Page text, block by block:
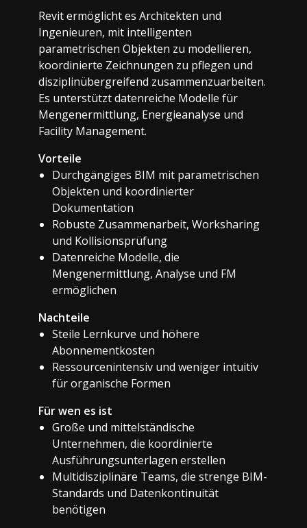
Revit ermöglicht es Architekten und
Ingenieuren, mit intelligenten
parametrischen Objekten zu modellieren,
koordinierte Zeichnungen zu pflegen und
disziplinübergreifend zusammenzuarbeiten.
Es unterstützt datenreiche Modelle für
Mengenermittlung, Energieanalyse und
Facility Management.
Vorteile
Durchgängiges BIM mit parametrischen
Objekten und koordinierter
Dokumentation
Robuste Zusammenarbeit, Worksharing
und Kollisionsprüfung
Datenreiche Modelle, die
Mengenermittlung, Analyse und FM
ermöglichen
Nachteile
Steile Lernkurve und höhere
Abonnementkosten
Ressourcenintensiv und weniger intuitiv
für organische Formen
Für wen es ist
Große und mittelständische
Unternehmen, die koordinierte
Ausführungsunterlagen erstellen
Multidisziplinäre Teams, die strenge BIM-
Standards und Datenkontinuität
benötigen